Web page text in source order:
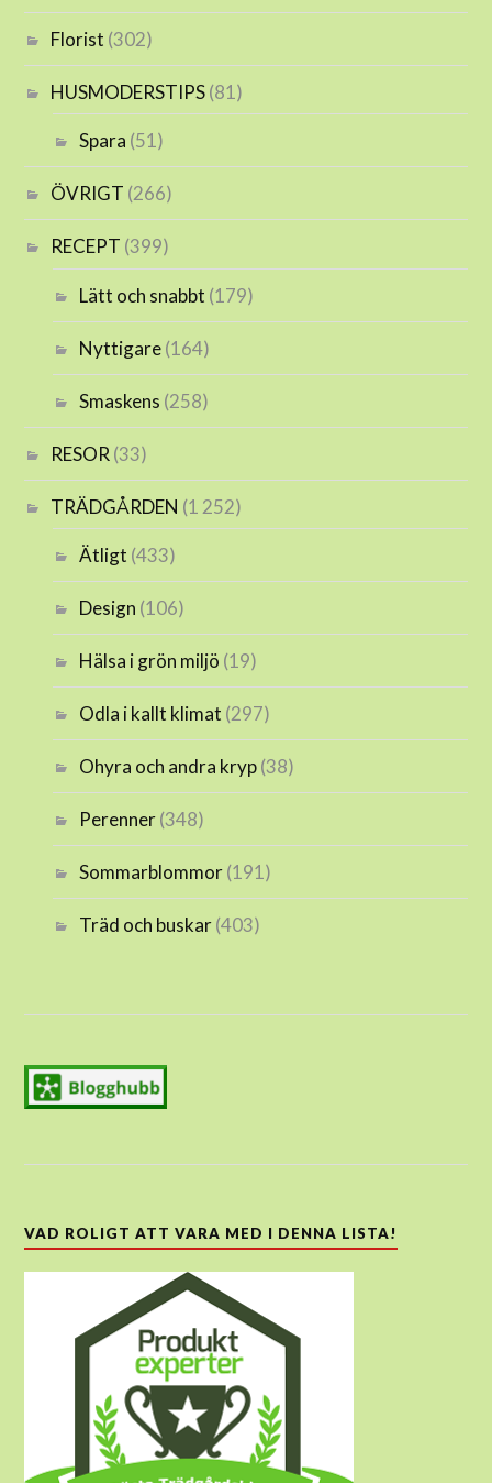
Florist (302)
HUSMODERSTIPS(81)
Spara (51)
ÖVRIGT (266)
RECEPT (399)
Lätt och snabbt (179)
Nyttigare(164)
Smaskens (258)
RESOR (33)
TRÄDGÅRDEN (1 252)
Ätligt (433)
Design (106)
Hälsa i grön miljö (19)
Odla i kallt klimat (297)
Ohyra och andra kryp(38)
Perenner(348)
Sommarblommor(191)
Träd och buskar(403)
VAD ROLIGT ATT VARA MED I DENNA LISTA!